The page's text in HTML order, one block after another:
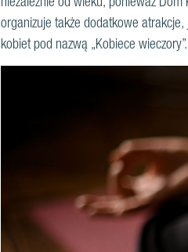
organizuje także dodatkowe
kobiet pod nazwą „Kobiece wieczory”.